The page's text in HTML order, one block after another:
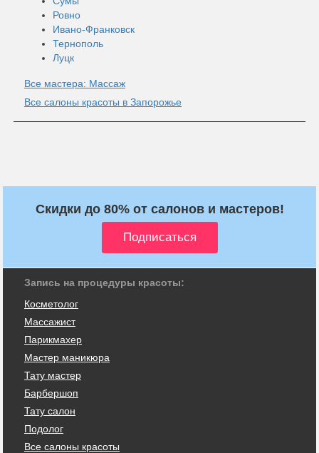
Ровно
Ивано-Франковск
Тернополь
Луцк
Все мастера: Массаж
Все салоны красоты в Запорожье
Скидки до 80% от салонов и мастеров!
Запись на процедуры красоты:
Косметолог
Массажист
Парикмахер
Мастер маникюра
Тату мастер
Барбершоп
Тату салон
Подолог
Все салоны красоты